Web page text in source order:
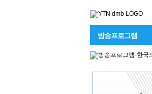
방송프로그램